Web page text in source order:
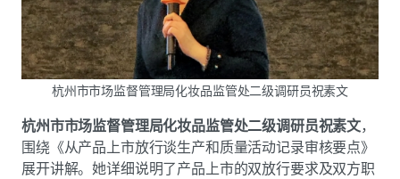
杭州市市场监督管理局化妆品监管处二级调研员祝素文
杭州市市场监督管理局化妆品监管处二级调研员祝素文，
围绕《从产品上市放行谈生产和质量活动记录审核要点》
展开讲解。她详细说明了产品上市的双放行要求及双方职